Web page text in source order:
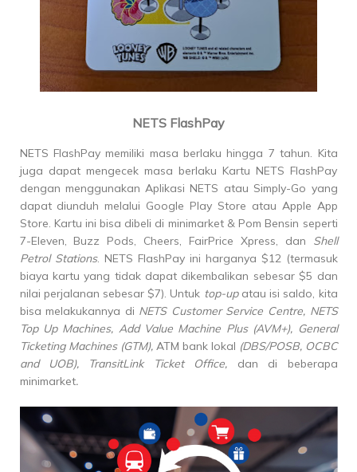
NETS FlashPay
NETS FlashPay memiliki masa berlaku hingga 7 tahun. Kita
juga dapat mengecek masa berlaku Kartu NETS FlashPay
dengan menggunakan Aplikasi NETS atau Simply-Go yang
dapat diunduh melalui Google Play Store atau Apple App
Store. Kartu ini bisa dibeli di minimarket & Pom Bensin seperti
7-Eleven, Buzz Pods, Cheers, FairPrice Xpress, dan Shell
Petrol Stations. NETS FlashPay ini harganya $12 (termasuk
biaya kartu yang tidak dapat dikembalikan sebesar $5 dan
nilai perjalanan sebesar $7). Untuk top-upatau isi saldo, kita
bisa melakukannya di NETS Customer Service Centre, NETS
Top Up Machines, Add Value Machine Plus (AVM+), General
Ticketing Machines (GTM), ATM bank lokal (DBS/POSB, OCBC
and UOB), TransitLink Ticket Office, dan di beberapa
minimarket.